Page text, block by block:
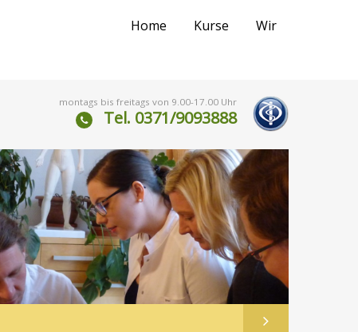
Home Kurse Wir
montags bis freitags von 9.00-17.00 Uhr
Tel. 0371/9093888